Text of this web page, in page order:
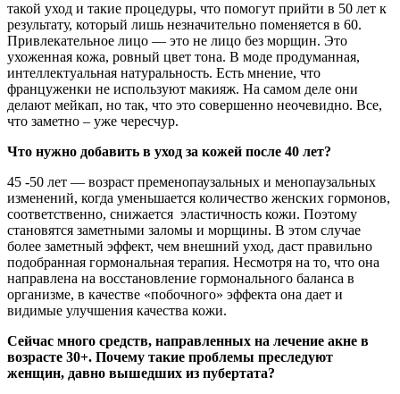
такой уход и такие процедуры, что помогут прийти в 50 лет к
результату, который лишь незначительно поменяется в 60.
Привлекательное лицо — это не лицо без морщин. Это
ухоженная кожа, ровный цвет тона. В моде продуманная,
интеллектуальная натуральность. Есть мнение, что
француженки не используют макияж. На самом деле они
делают мейкап, но так, что это совершенно неочевидно. Все,
что заметно – уже чересчур.
Что нужно добавить в уход за кожей после 40 лет?
45 -50 лет — возраст пременопаузальных и менопаузальных
изменений, когда уменьшается количество женских гормонов,
соответственно, снижается эластичность кожи. Поэтому
становятся заметными заломы и морщины. В этом случае
более заметный эффект, чем внешний уход, даст правильно
подобранная гормональная терапия. Несмотря на то, что она
направлена на восстановление гормонального баланса в
организме, в качестве «побочного» эффекта она дает и
видимые улучшения качества кожи.
Сейчас много средств, направленных на лечение акне в
возрасте 30+. Почему такие проблемы преследуют
женщин, давно вышедших из пубертата?